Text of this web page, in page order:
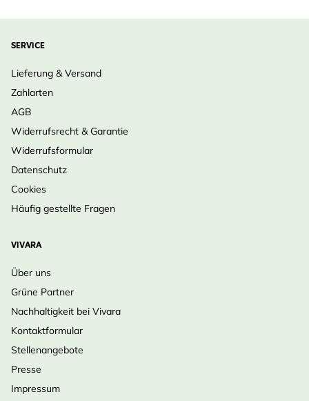
SERVICE
Lieferung & Versand
Zahlarten
AGB
Widerrufsrecht & Garantie
Widerrufsformular
Datenschutz
Cookies
Häufig gestellte Fragen
VIVARA
Über uns
Grüne Partner
Nachhaltigkeit bei Vivara
Kontaktformular
Stellenangebote
Presse
Impressum